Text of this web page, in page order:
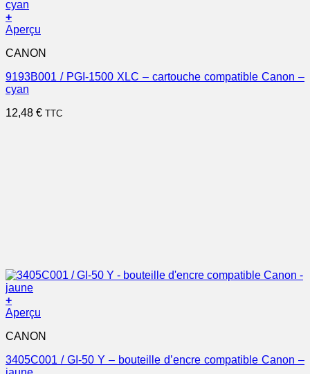
+
Aperçu
CANON
9193B001 / PGI-1500 XLC – cartouche compatible Canon –
cyan
12,48 € TTC
+
Aperçu
CANON
3405C001 / GI-50 Y – bouteille d’encre compatible Canon –